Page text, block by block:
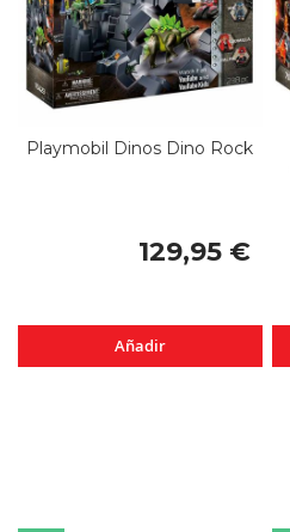
Playmobil Dinos Dino Rock
129,95 €
Añadir